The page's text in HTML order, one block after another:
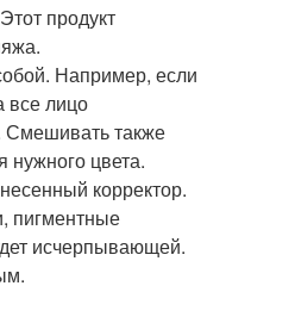
продукт
Например, если
все лицо
Смешивать также
нужного цвета.
корректор.
пигментные
исчерпывающей.